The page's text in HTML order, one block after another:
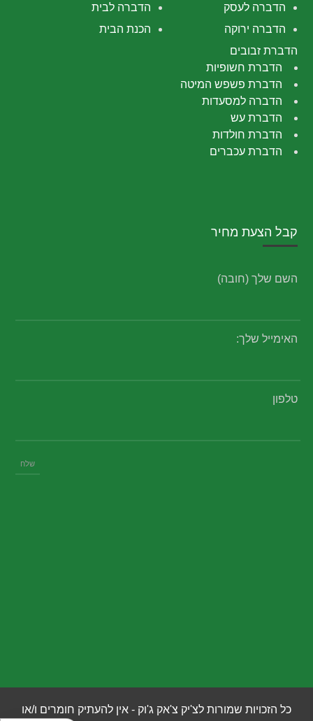
הדברה לבית
הדברה לעסק
הכנת הבית
הדברה ירוקה
הדברת זבובים
הדברת חשופיות
הדברת פשפש המיטה
הדברה למסעדות
הדברת עש
הדברת חולדות
הדברת עכברים
קבל הצעת מחיר
השם שלך (חובה)
האימייל שלך:
טלפון
כל הזכויות שמורות לצ'יק צ'אק ג'וק - אין להעתיק חומרים ו/או